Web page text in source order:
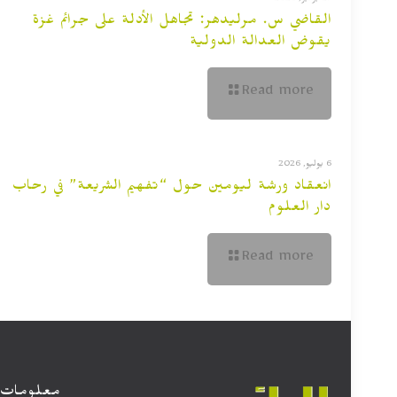
القاضي س. مرليدهر: تجاهل الأدلة على جرائم غزة
يقوض العدالة الدولية
Read more
6 يوليو, 2026
انعقاد ورشة ليومين حول “تفهيم الشريعة” في رحاب
دار العلوم
Read more
معلومات